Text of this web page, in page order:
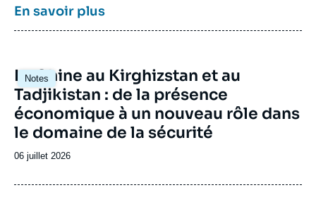
En savoir plus
Notes
Image
principale
La Chine au Kirghizstan et au
Tadjikistan : de la présence
économique à un nouveau rôle dans
le domaine de la sécurité
Date
publication
06 juillet 2026